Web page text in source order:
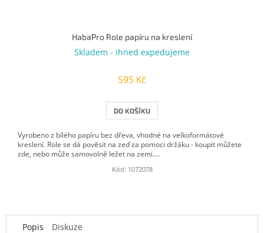
HabaPro Role papíru na kreslení
Skladem - ihned expedujeme
595 Kč
DO KOŠÍKU
Vyrobeno z bílého papíru bez dřeva, vhodné na velkoformátové
kreslení. Role se dá pověsit na zeď za pomoci držáku - koupit můžete
zde, nebo může samovolně ležet na zemi....
Kód: 1072078
Popis Diskuze